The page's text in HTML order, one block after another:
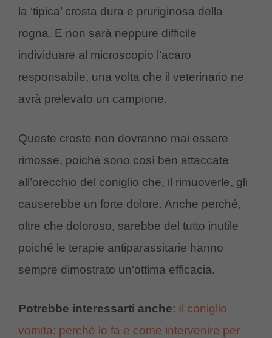
la ‘tipica’ crosta dura e pruriginosa della
rogna. E non sarà neppure difficile
individuare al microscopio l’acaro
responsabile, una volta che il veterinario ne
avrà prelevato un campione.
Queste croste non dovranno mai essere
rimosse, poiché sono così ben attaccate
all’orecchio del coniglio che, il rimuoverle, gli
causerebbe un forte dolore. Anche perché,
oltre che doloroso, sarebbe del tutto inutile
poiché le terapie antiparassitarie hanno
sempre dimostrato un’ottima efficacia.
Potrebbe interessarti anche: Il coniglio
vomita: perché lo fa e come intervenire per